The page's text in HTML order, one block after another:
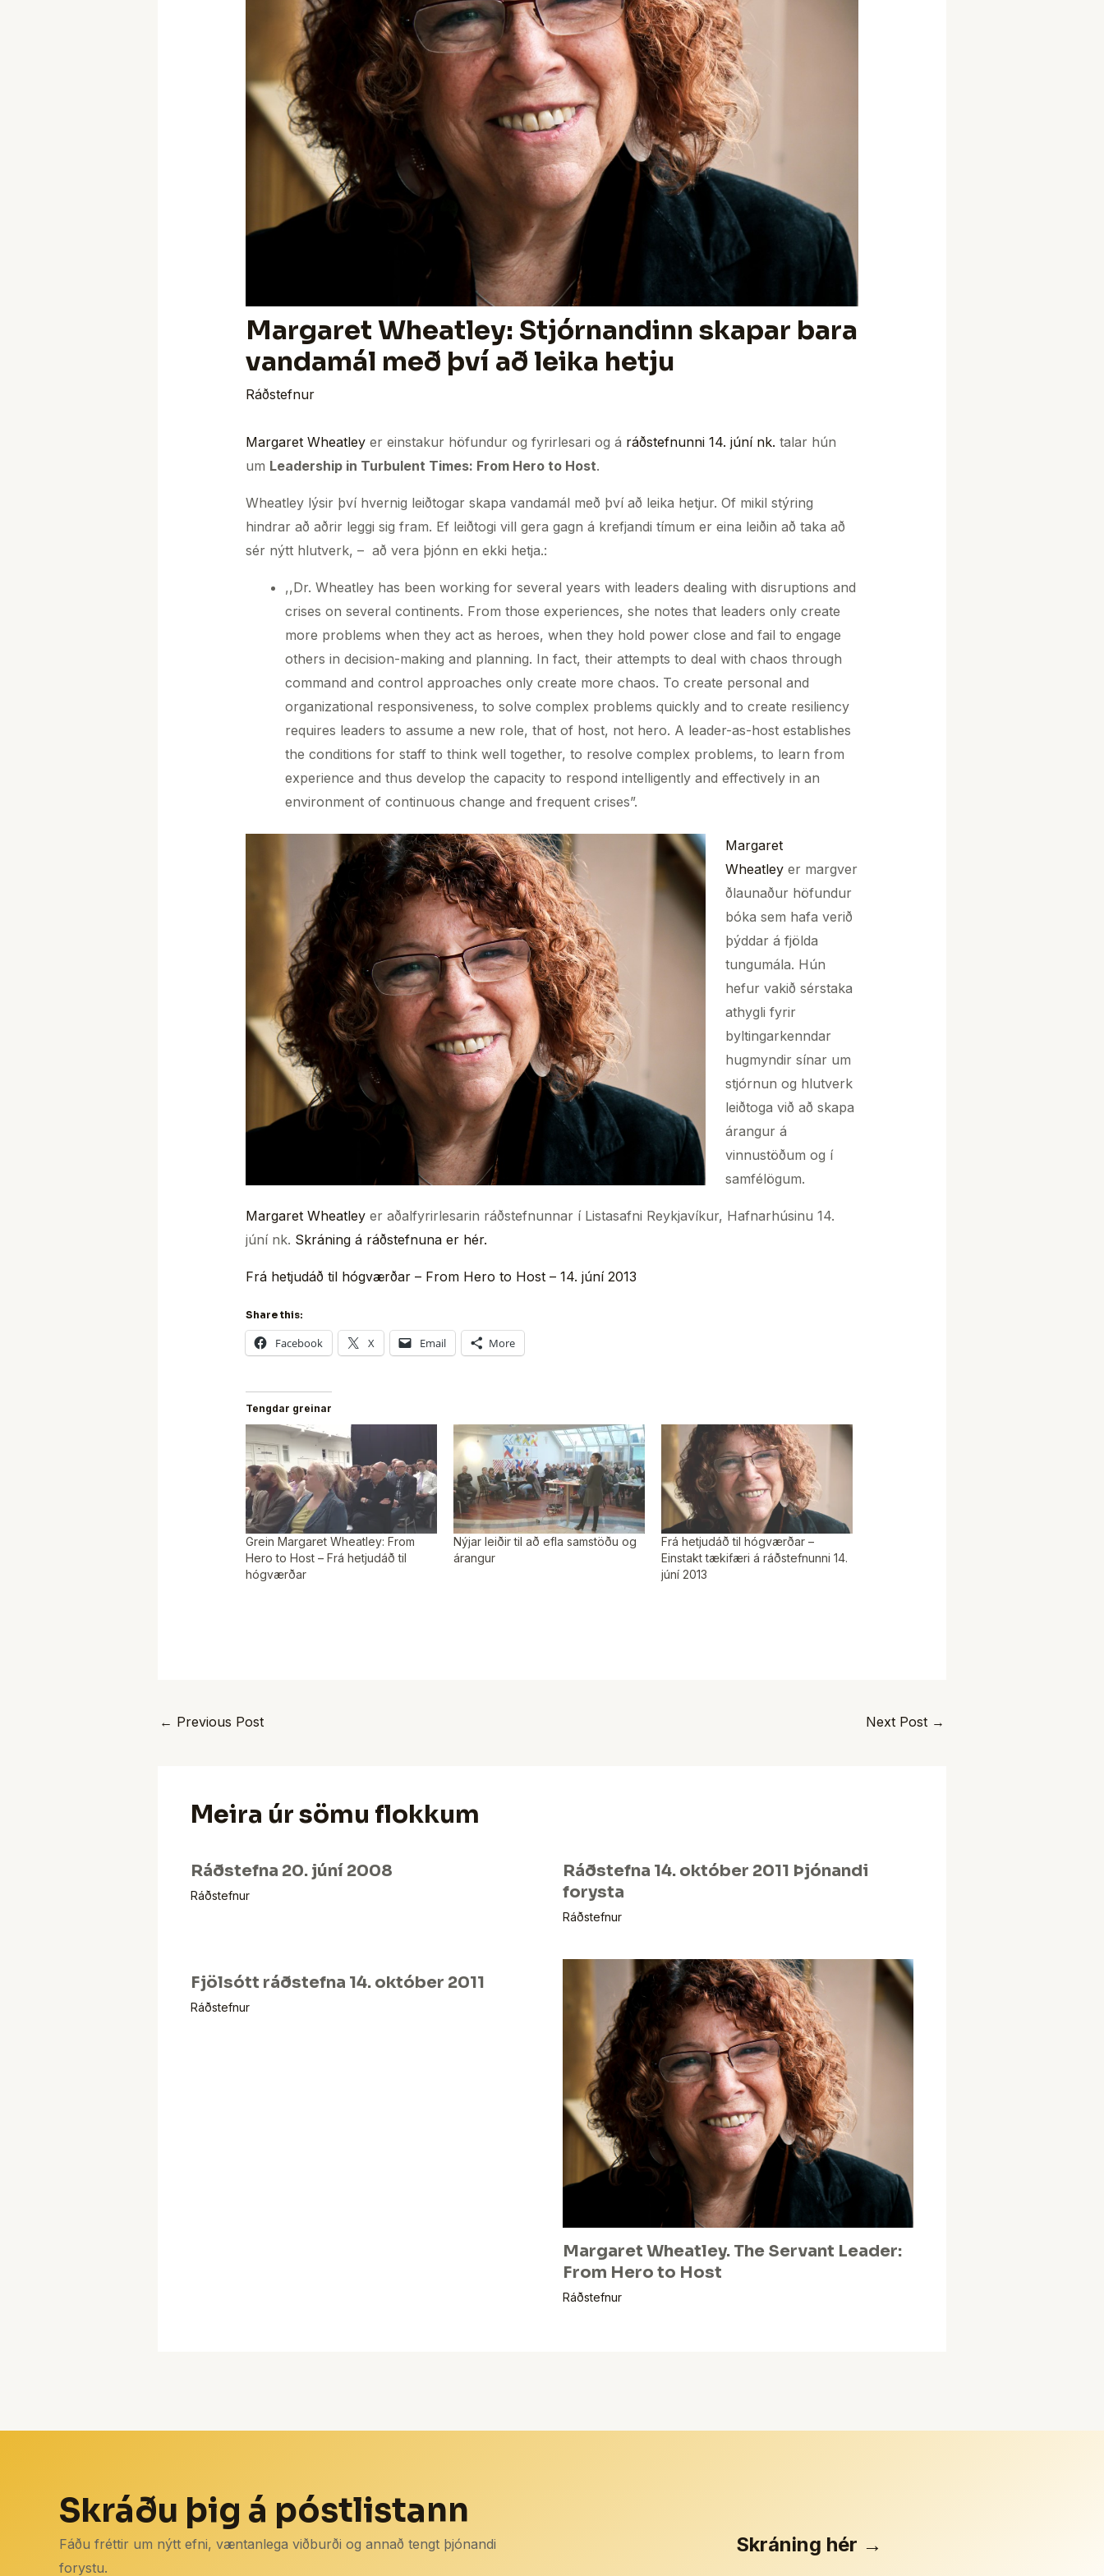
Margaret Wheatley: Stjórnandinn skapar bara
vandamál með því að leika hetju
Ráðstefnur
Margaret Wheatleyer einstakur höfundur og fyrirlesari og á ráðstefnunni 14. júní nk. talar hún
um Leadership in Turbulent Times: From Hero to Host.
Wheatley lýsir því hvernig leiðtogar skapa vandamál með því að leika hetjur. Of mikil stýring
hindrar að aðrir leggi sig fram. Ef leiðtogi vill gera gagn á krefjandi tímum er eina leiðin að taka að
sér nýtt hlutverk, – að vera þjónn en ekki hetja.:
,,Dr. Wheatley has been working for several years with leaders dealing with disruptions and
crises on several continents. From those experiences, she notes that leaders only create
more problems when they act as heroes, when they hold power close and fail to engage
others in decision-making and planning. In fact, their attempts to deal with chaos through
command and control approaches only create more chaos. To create personal and
organizational responsiveness, to solve complex problems quickly and to create resiliency
requires leaders to assume a new role, that of host, not hero. A leader-as-host establishes
the conditions for staff to think well together, to resolve complex problems, to learn from
experience and thus develop the capacity to respond intelligently and effectively in an
environment of continuous change and frequent crises”.
Margaret
Wheatleyer margver
ðlaunaður höfundur
bóka sem hafa verið
þýddar á fjölda
tungumála. Hún
hefur vakið sérstaka
athygli fyrir
byltingarkenndar
hugmyndir sínar um
stjórnun og hlutverk
leiðtoga við að skapa
árangur á
vinnustöðum og í
samfélögum.
Margaret Wheatleyer aðalfyrirlesarin ráðstefnunnar í Listasafni Reykjavíkur, Hafnarhúsinu 14.
júní nk. Skráning á ráðstefnuna er hér.
Frá hetjudáð til hógværðar – From Hero to Host – 14. júní 2013
Share this:
Facebook X Email More
Tengdar greinar
Grein Margaret Wheatley: From
Hero to Host – Frá hetjudáð til
hógværðar
Nýjar leiðir til að efla samstöðu og
árangur
Frá hetjudáð til hógværðar –
Einstakt tækifæri á ráðstefnunni 14.
júní 2013
← Previous Post Next Post →
Meira úr sömu flokkum
Ráðstefna 20. júní 2008
Ráðstefnur
Ráðstefna 14. október 2011 Þjónandi
forysta
Ráðstefnur
Fjölsótt ráðstefna 14. október 2011
Ráðstefnur
Margaret Wheatley. The Servant Leader:
From Hero to Host
Ráðstefnur
Skráðu þig á póstlistann
Fáðu fréttir um nýtt efni, væntanlega viðburði og annað tengt þjónandi
forystu.
Skráning hér →